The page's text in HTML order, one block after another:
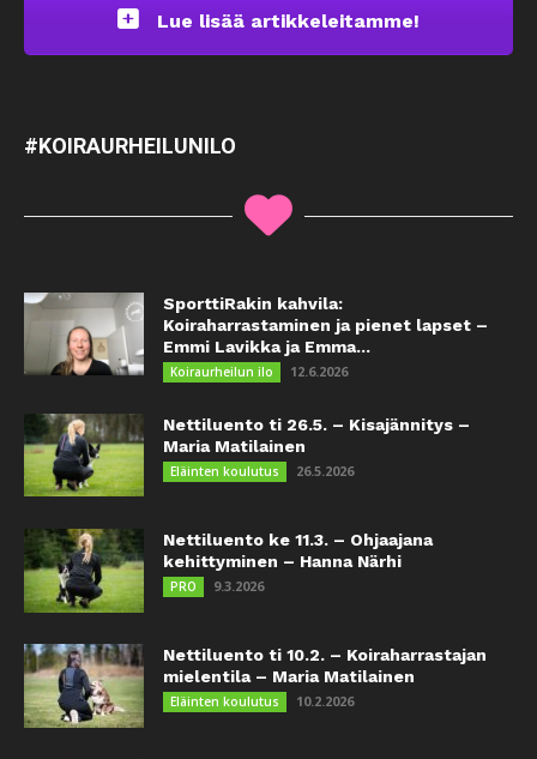
Lue lisää artikkeleitamme!
#KOIRAURHEILUNILO
SporttiRakin kahvila:
Koiraharrastaminen ja pienet lapset –
Emmi Lavikka ja Emma...
Koiraurheilun ilo 12.6.2026
Nettiluento ti 26.5. – Kisajännitys –
Maria Matilainen
Eläinten koulutus 26.5.2026
Nettiluento ke 11.3. – Ohjaajana
kehittyminen – Hanna Närhi
PRO 9.3.2026
Nettiluento ti 10.2. – Koiraharrastajan
mielentila – Maria Matilainen
Eläinten koulutus 10.2.2026